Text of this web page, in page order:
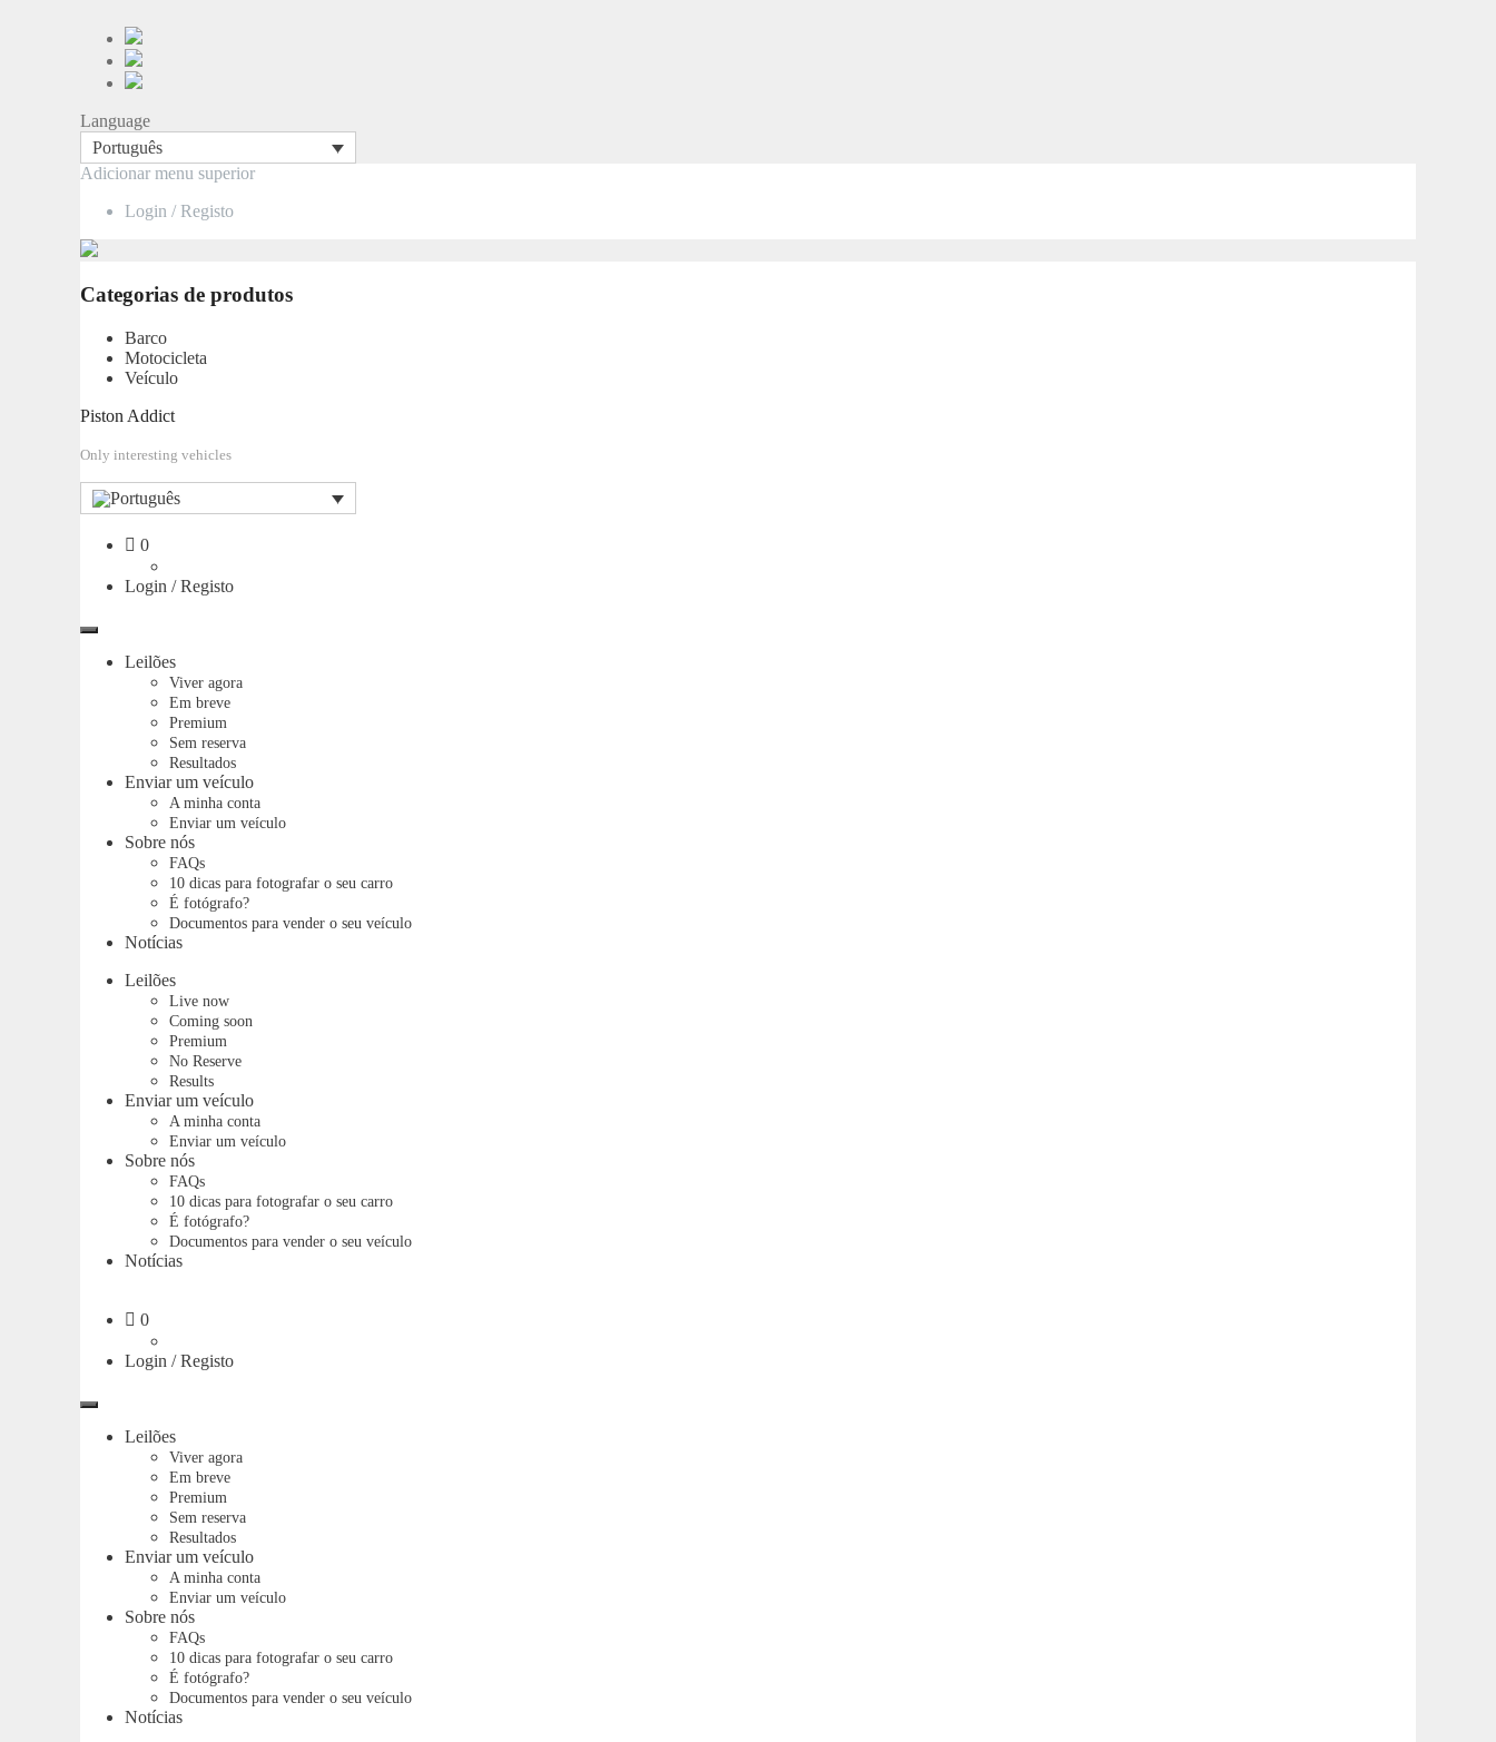
Language
Português
Saltar
Adicionar menu superior
Login / Registo
Categorias de produtos
Barco
Motocicleta
Veículo
Piston Addict
Only interesting vehicles
Carrinho
0
Login / Registo
Menu
Leilões
Viver agora
Em breve
Premium
Sem reserva
Resultados
Enviar um veículo
A minha conta
Enviar um veículo
Sobre nós
FAQs
10 dicas para fotografar o seu carro
É fotógrafo?
Documentos para vender o seu veículo
Notícias
Leilões
Live now
Coming soon
Premium
No Reserve
Results
Enviar um veículo
A minha conta
Enviar um veículo
Sobre nós
FAQs
10 dicas para fotografar o seu carro
É fotógrafo?
Documentos para vender o seu veículo
Notícias
Carrinho
0
Login / Registo
Menu
Leilões
Viver agora
Em breve
Premium
Sem reserva
Resultados
Enviar um veículo
A minha conta
Enviar um veículo
Sobre nós
FAQs
10 dicas para fotografar o seu carro
É fotógrafo?
Documentos para vender o seu veículo
Notícias